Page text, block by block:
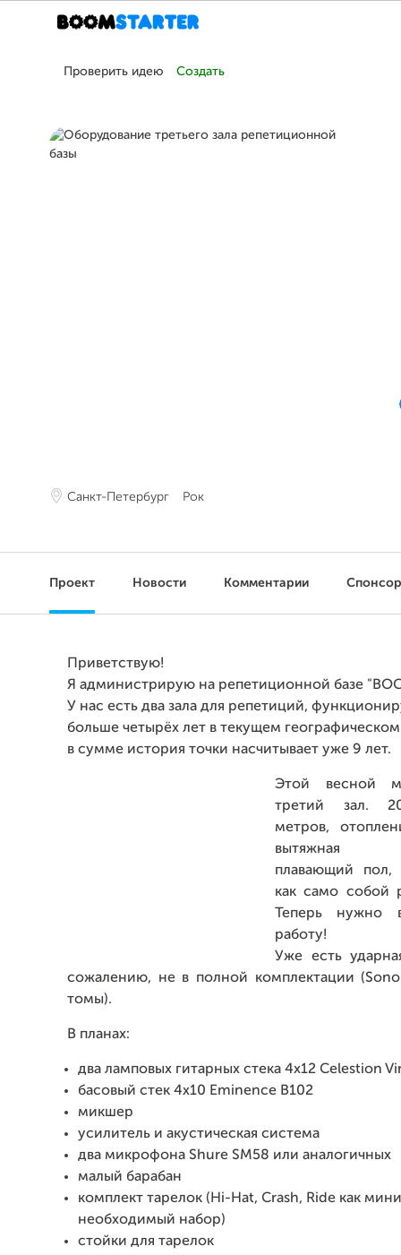
Проверить идею Создать
Санкт-Петербург Рок
Проект Новости Комментарии
Приветствую!
Я администрирую на репетиционной базе
У нас есть два зала для репетиций,
больше четырёх лет в текущем
в сумме история точки насчитывает уже 9 лет.
Этой весной
третий зал.
метров,
вытяжная
плавающий пол,
как само собой
Теперь нужно
работу!
Уже есть
сожалению, не в полной комплектации
томы).
В планах:
два ламповых гитарных стека 4x12 Celestion
басовый стек 4x10 Eminence B102
микшер
усилитель и акустическая система
два микрофона Shure SM58 или аналогичных
малый барабан
комплект тарелок (Hi-Hat, Crash, Ride как
необходимый набор)
стойки для тарелок